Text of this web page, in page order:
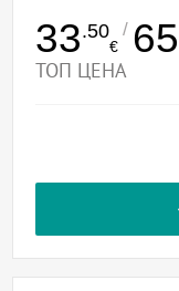
33.50
€
/ 65
ТОП ЦЕНА